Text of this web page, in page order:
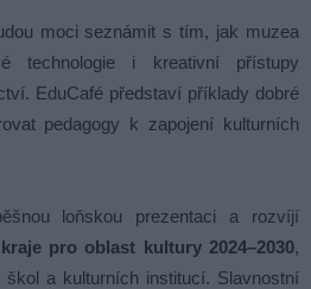
moci seznámit s tím, jak muzea
technologie i kreativní přístupy
EduCafé představí příklady dobré
pedagogy k zapojení kulturních
loňskou prezentaci a rozvíjí
pro oblast kultury 2024–2030,
škol a kulturních institucí. Slavnostní